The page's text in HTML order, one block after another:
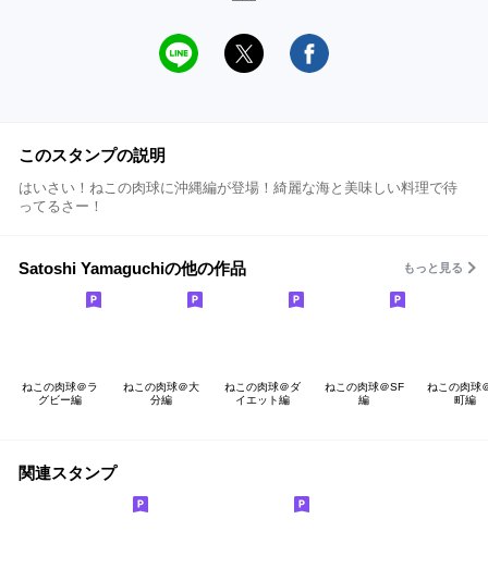
このスタンプの説明
はいさい！ねこの肉球に沖縄編が登場！綺麗な海と美味しい料理で待
ってるさー！
Satoshi Yamaguchiの他の作品 もっと見る
ねこの肉球＠ラ
グビー編
ねこの肉球＠大
分編
ねこの肉球＠ダ
イエット編
ねこの肉球＠SF
編
ねこの肉球
町編
関連スタンプ